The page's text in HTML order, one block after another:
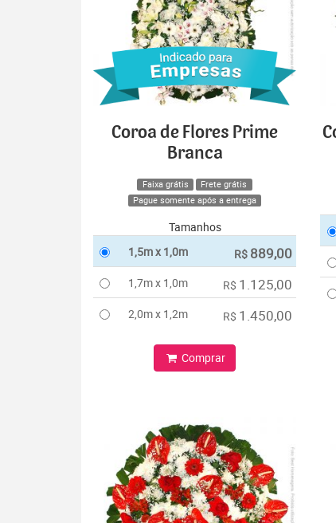
Coroa de Flores Prime
Branca
Faixa grátis
Frete grátis
Pague somente após a entrega
Tamanhos
1,5m x 1,0m
R$ 889,00
1,7m x 1,0m R$ 1.125,00
2,0m x 1,2m R$ 1.450,00
Comprar